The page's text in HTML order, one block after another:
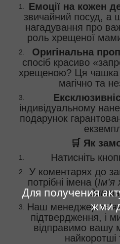
Для получения
жми
Емоції на кожен
звичайний посуд, а
нагадування про
роль хрещеної
Оригінальна
спосіб красиво
хрещеною? Ця чашка
магічно та
індивідуальному
подарунок
🛒 Як
Натисніть
У коментарях до
потрібні імена (Ім'я
Наш менеджер
підтвердження, і
відправимо вашу
найкоротші